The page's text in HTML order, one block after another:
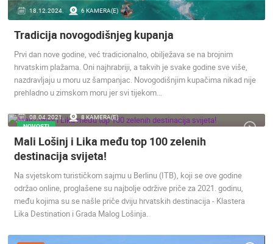
18.12.2024. 6 KAMERA(E)
Tradicija novogodišnjeg kupanja
Prvi dan nove godine, već tradicionalno, obilježava se na brojnim
hrvatskim plažama. Oni najhrabriji, a takvih je svake godine sve više,
nazdravljaju u moru uz šampanjac. Novogodišnjim kupačima nikad nije
prehladno u zimskom moru jer svi tijekom…
08.04.2021.
8 KAMERA(E)
NOVOSTI
Mali Lošinj i Lika među top 100 zelenih
destinacija svijeta!
Na svjetskom turističkom sajmu u Berlinu (ITB), koji se ove godine
održao online, proglašene su najbolje održive priče za 2021. godinu,
među kojima su se našle priče dviju hrvatskih destinacija - Klastera
Lika Destination i Grada Malog Lošinja.